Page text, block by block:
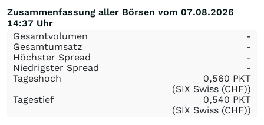
Zusammenfassung aller Börsen vom 07.08.2026
14:37 Uhr
Gesamtvolumen
-
Gesamtumsatz
-
Höchster Spread
-
Niedrigster Spread
-
Tageshoch
0,560 PKT
(SIX Swiss (CHF))
Tagestief
0,540 PKT
(SIX Swiss (CHF))